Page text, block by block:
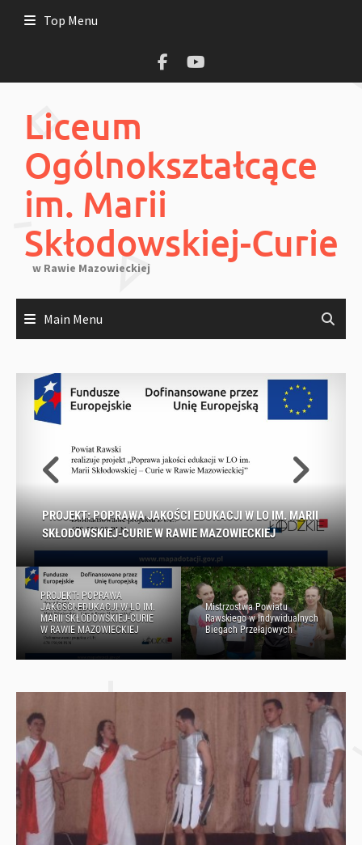
Top Menu
Liceum
Ogólnokształcące
im. Marii
Skłodowskiej-Curie
w Rawie Mazowieckiej
Main Menu
PROJEKT: POPRAWA JAKOŚCI EDUKACJI W LO IM. MARII
SKŁODOWSKIEJ-CURIE W RAWIE MAZOWIECKIEJ
Mistrzostwa Powiatu Rawskiego w Indywidualnych
Biegach Przełajowych
Powiatowe Zawody Biegowe
Wyróżnienie za film promujący szkołę w XXIII Targach
Edukacyjnych
Licealiada chłopców – 29.04.2025 r.
PROJEKT: POPRAWA
JAKOŚCI EDUKACJI W LO IM.
MARII SKŁODOWSKIEJ-CURIE
W RAWIE MAZOWIECKIEJ
Mistrzostwa Powiatu
Rawskiego w Indywidualnych
Biegach Przełajowych